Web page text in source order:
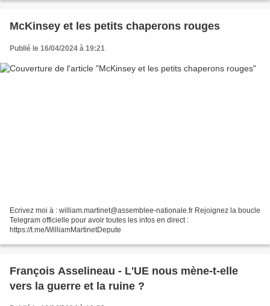
McKinsey et les petits chaperons rouges
Publié le 16/04/2024 à 19:21
Ecrivez moi à : william.martinet@assemblee-nationale.fr Rejoignez la boucle
Telegram officielle pour avoir toutes les infos en direct :
https://t.me/WilliamMartinetDepute
François Asselineau - L'UE nous mène-t-elle
vers la guerre et la ruine ?